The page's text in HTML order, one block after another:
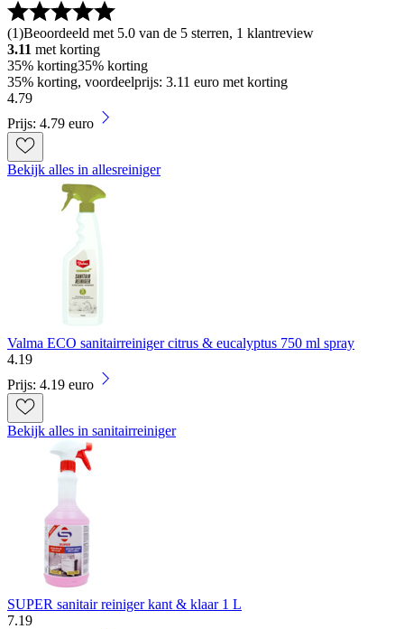
(1)Beoordeeld met 5.0 van de 5 sterren, 1 klantreview
3.11 met korting
35% korting35% korting
35% korting, voordeelprijs: 3.11 euro met korting
4.79
Prijs: 4.79 euro
Bekijk alles in allesreiniger
Valma ECO sanitairreiniger citrus & eucalyptus 750 ml spray
4.19
Prijs: 4.19 euro
Bekijk alles in sanitairreiniger
SUPER sanitair reiniger kant & klaar 1 L
7.19